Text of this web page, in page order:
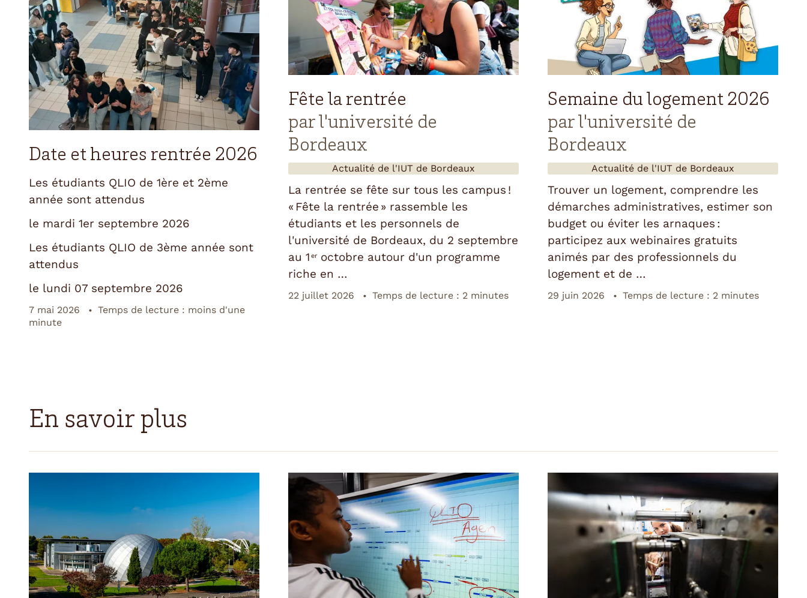
Date et heures rentrée 2026
Les étudiants QLIO de 1ère et 2ème
année sont attendus
le mardi 1er septembre 2026
Les étudiants QLIO de 3ème année sont
attendus
le lundi 07 septembre 2026
7 mai 2026
Temps de lecture : moins d'une
minute
Fête la rentrée
par l'université de
Bordeaux
Actualité de l'IUT de Bordeaux
La rentrée se fête sur tous les campus !
« Fête la rentrée » rassemble les
étudiants et les personnels de
l'université de Bordeaux, du 2 septembre
au 1 er octobre autour d'un programme
riche en …
22 juillet 2026 Temps de lecture : 2 minutes
Semaine du logement 2026
par l'université de
Bordeaux
Actualité de l'IUT de Bordeaux
Trouver un logement, comprendre les
démarches administratives, estimer son
budget ou éviter les arnaques :
participez aux webinaires gratuits
animés par des professionnels du
logement et de …
29 juin 2026 Temps de lecture : 2 minutes
En savoir plus